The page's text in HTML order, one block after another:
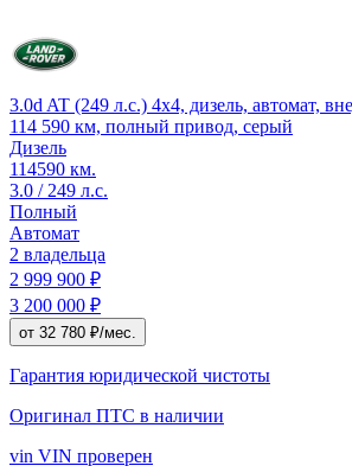
3.0d AT (249 л.с.) 4x4, дизель, автомат,
114 590 км, полный привод, серый
Дизель
114590 км.
3.0 / 249 л.с.
Полный
Автомат
2 владельца
2 999 900 ₽
3 200 000 ₽
от 32 780 ₽/мес.
Гарантия юридической чистоты
Оригинал ПТС в наличии
vin VIN проверен